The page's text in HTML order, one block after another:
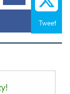
Tweet